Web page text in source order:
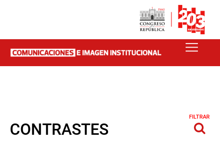
CONTRASTES
FILTRAR